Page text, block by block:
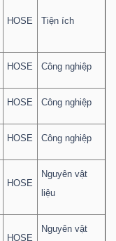
HOSE Tiện ích
HOSE Công nghiệp
HOSE Công nghiệp
HOSE Công nghiệp
HOSE
Nguyên vật
liệu
HOSE
Nguyên vật